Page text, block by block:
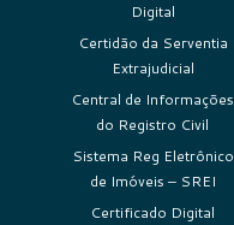
Digital
Certidão da Serventia
Extrajudicial
Central de Informações
do Registro Civil
Sistema Reg Eletrônico
de Imóveis – SREI
Certificado Digital